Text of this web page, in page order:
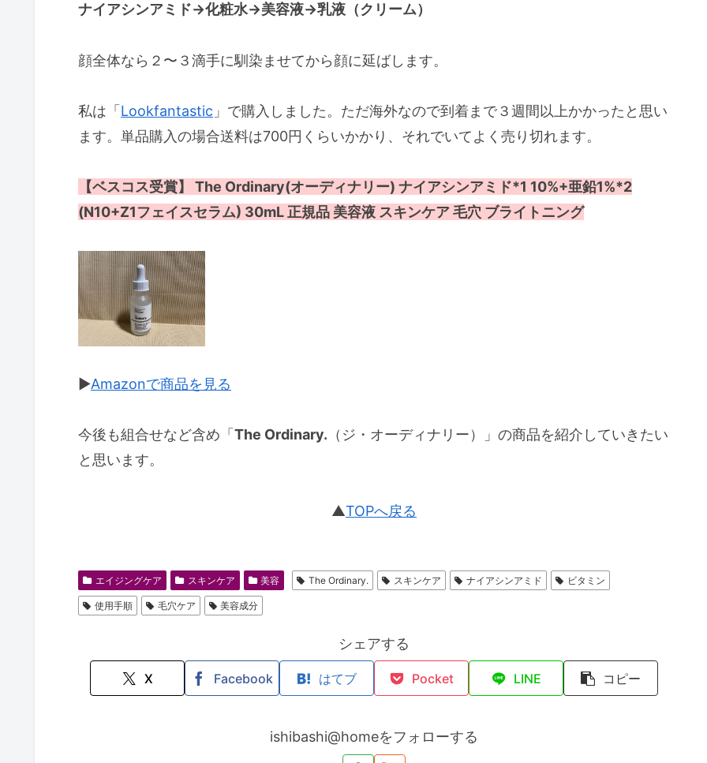
ナイアシンアミド→化粧水→美容液→乳液（クリーム）
顔全体なら２〜３滴手に馴染ませてから顔に延ばします。
私は「 Lookfantastic 」で購入しました。ただ海外なので到着まで３週間以上かかったと思い
ます。単品購入の場合送料は700円くらいかかり、それでいてよく売り切れます。
【ベスコス受賞】 The Ordinary(オーディナリー) ナイアシンアミド*1 10%+亜鉛1%*2
(N10+Z1フェイスセラム) 30mL 正規品 美容液 スキンケア 毛穴 ブライトニング
▶︎Amazonで商品を見る
今後も組合せなど含め「 The Ordinary. （ジ・オーディナリー）」の商品を紹介していきたい
と思います。
▲TOPへ戻る
エイジングケア スキンケア 美容 The Ordinary. スキンケア ナイアシンアミド ビタミン
使用手順 毛穴ケア 美容成分
シェアする
X Facebook はてブ Pocket LINE コピー
ishibashi@homeをフォローする